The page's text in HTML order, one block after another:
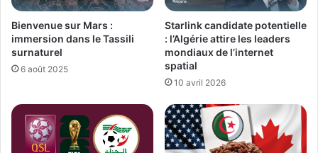
Bienvenue sur Mars :
immersion dans le Tassili
surnaturel
6 août 2025
Starlink candidate potentielle
: l’Algérie attire les leaders
mondiaux de l’internet
spatial
10 avril 2026